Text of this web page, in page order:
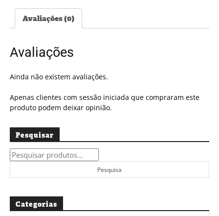
#5398Avaliações (0)
Avaliações
Ainda não existem avaliações.
Apenas clientes com sessão iniciada que compraram este
produto podem deixar opinião.
Pesquisar
Pesquisar
por:
Pesquisa
Categorias